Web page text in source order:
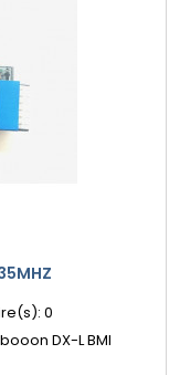
0
DX-L BMI